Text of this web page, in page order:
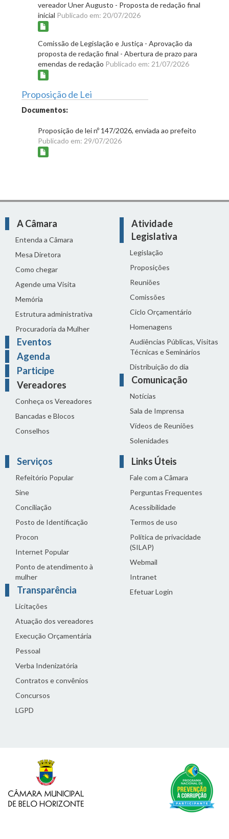
vereador Uner Augusto - Proposta de redação final
inicial Publicado em: 20/07/2026
Comissão de Legislação e Justiça - Aprovação da
proposta de redação final - Abertura de prazo para
emendas de redação Publicado em: 21/07/2026
Proposição de Lei
Documentos:
Proposição de lei nº 147/2026, enviada ao prefeito
Publicado em: 29/07/2026
A Câmara
Entenda a Câmara
Mesa Diretora
Como chegar
Agende uma Visita
Memória
Estrutura administrativa
Procuradoria da Mulher
Eventos
Agenda
Participe
Vereadores
Conheça os Vereadores
Bancadas e Blocos
Conselhos
Atividade
Legislativa
Legislação
Proposições
Reuniões
Comissões
Ciclo Orçamentário
Homenagens
Audiências Públicas, Visitas
Técnicas e Seminários
Distribuição do dia
Comunicação
Notícias
Sala de Imprensa
Vídeos de Reuniões
Solenidades
Serviços
Refeitório Popular
Sine
Conciliação
Posto de Identificação
Procon
Internet Popular
Ponto de atendimento à
mulher
Transparência
Licitações
Atuação dos vereadores
Execução Orçamentária
Pessoal
Verba Indenizatória
Contratos e convênios
Concursos
LGPD
Links Úteis
Fale com a Câmara
Perguntas Frequentes
Acessibilidade
Termos de uso
Política de privacidade
(SILAP)
Webmail
Intranet
Efetuar Login